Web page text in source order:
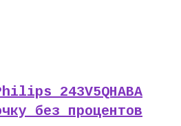
243V5QHABA
без процентов